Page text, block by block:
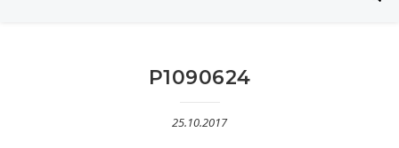
P1090624
25.10.2017